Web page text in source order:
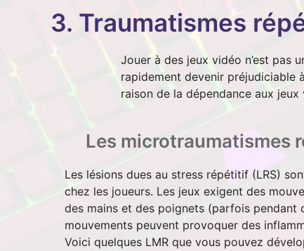
3. Traumatismes
Jouer à des jeux vidéo n’est pas
rapidement devenir préjudiciable
raison de la dépendance aux jeux
Les microtraumatismes
Les lésions dues au stress répétitif (LRS)
chez les joueurs. Les jeux exigent des
des mains et des poignets (parfois pendant
mouvements peuvent provoquer des
Voici quelques LMR que vous pouvez